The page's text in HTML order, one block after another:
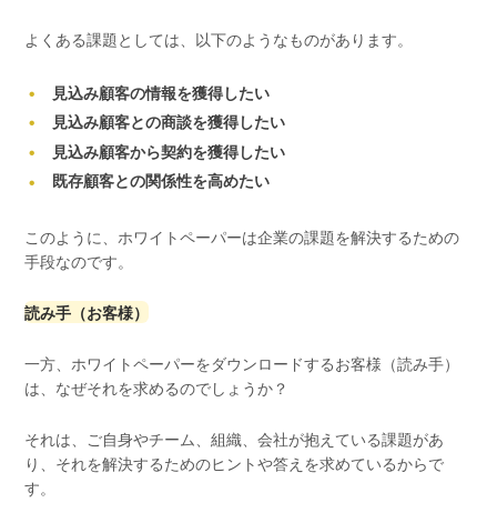
よくある課題としては、以下のようなものがあります。
見込み顧客の情報を獲得したい
見込み顧客との商談を獲得したい
見込み顧客から契約を獲得したい
既存顧客との関係性を高めたい
このように、ホワイトペーパーは企業の課題を解決するための
手段なのです。
読み手（お客様）
一方、ホワイトペーパーをダウンロードするお客様（読み手）
は、なぜそれを求めるのでしょうか？
それは、ご自身やチーム、組織、会社が抱えている課題があ
り、それを解決するためのヒントや答えを求めているからで
す。